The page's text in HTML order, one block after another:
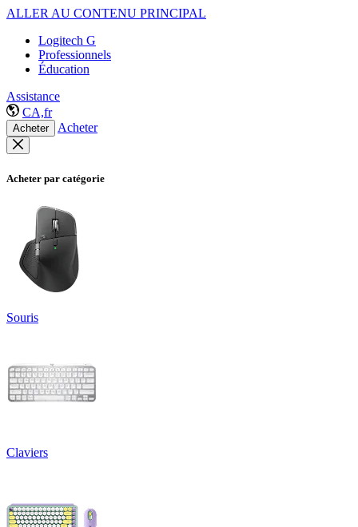
ALLER AU CONTENU PRINCIPAL
Logitech G
Professionnels
Éducation
Assistance
CA,fr
Acheter Acheter
Acheter par catégorie
Souris
Claviers